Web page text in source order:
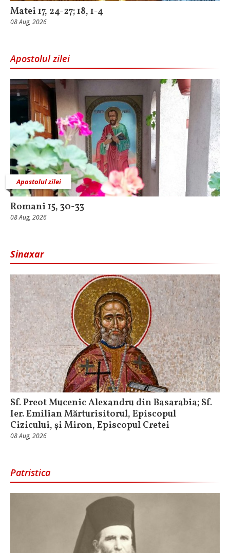
Matei 17, 24-27; 18, 1-4
08 Aug, 2026
Apostolul zilei
Apostolul zilei
Romani 15, 30-33
08 Aug, 2026
Sinaxar
Sf. Preot Mucenic Alexandru din Basarabia; Sf.
Ier. Emilian Mărturisitorul, Episcopul
Cizicului, şi Miron, Episcopul Cretei
08 Aug, 2026
Patristica